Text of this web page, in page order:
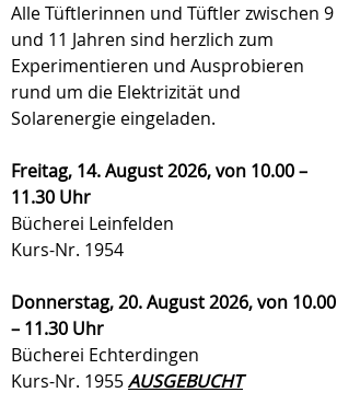
Alle Tüftlerinnen und Tüftler zwischen 9
und 11 Jahren sind herzlich zum
Experimentieren und Ausprobieren
rund um die Elektrizität und
Solarenergie eingeladen.
Freitag, 14. August 2026, von 10.00 –
11.30 Uhr
Bücherei Leinfelden
Kurs-Nr. 1954
Donnerstag, 20. August 2026, von 10.00
– 11.30 Uhr
Bücherei Echterdingen
Kurs-Nr. 1955AUSGEBUCHT